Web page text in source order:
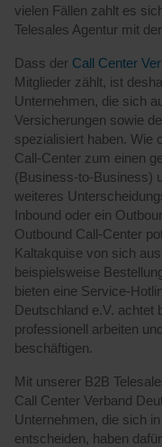
vielen Fällen zahlt es
Telesales Agentur mit
Dass der Call Center
Mitglieder zählt, ist
Unternehmen, die sich
Versicherungen sowie
spezialisiert haben. Wie
Call-Center zum einen
(Business-to-Business)
weiteres
Inbound oder ein
Outbound Call-Center
Kaltakquise von sich
beispielsweise
bieten eine Service-
Deutschland e.V. achtet
professionell arbeiten
beschäftigen.
Mit unserer B2B
Call Center Verband
Unternehmen, die sich
entscheiden, haben